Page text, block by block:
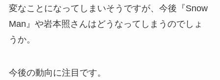
変なことになってしまいそうですが、今後『Snow
Man』や岩本照さんはどうなってしまうのでしょ
うか。
今後の動向に注目です。